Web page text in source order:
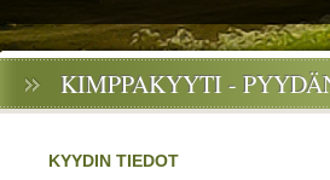
KIMPPAKYYTI -
KYYDIN TIEDOT